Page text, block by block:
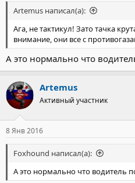
Artemus написал(а):
Ага, не тактикул! Зато тачка
внимание, они все с
А это нормально что
Artemus
Активный участник
8 Янв 2016
Foxhound написал(а):
А это нормально что водитель